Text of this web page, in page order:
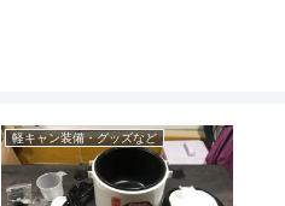
軽キャン装備・グッズなど